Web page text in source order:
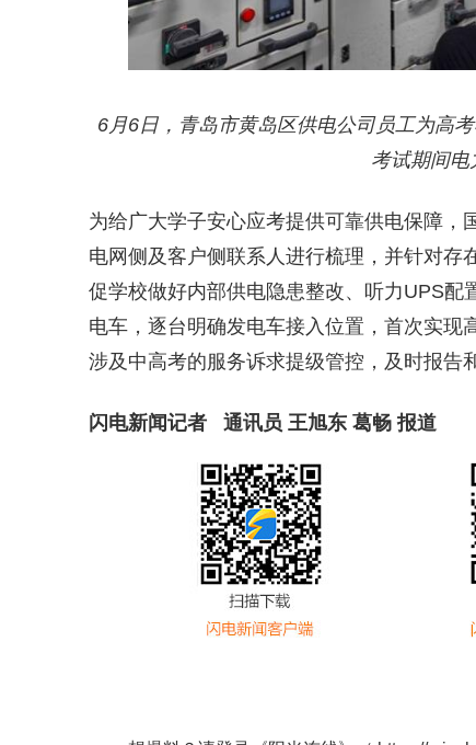
6月6日，青岛市黄岛区供电公司员工为高
考试期间电
为给广大学子安心应考提供可靠供电保障，
电网侧及客户侧联系人进行梳理，并针对存
促学校做好内部供电隐患整改、听力UPS
电车，逐台明确发电车接入位置，首次实现
涉及中高考的服务诉求提级管控，及时报告
闪电新闻记者 通讯员 王旭东 葛畅 报道